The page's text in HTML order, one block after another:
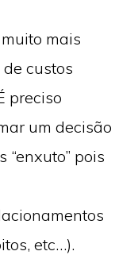
mais
custos
preciso
um decisão
“enxuto” pois
etc…).